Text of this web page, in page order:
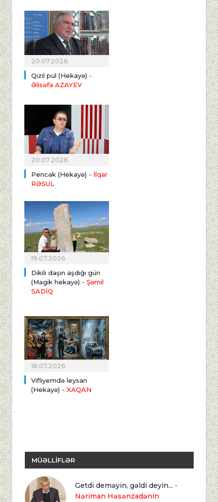
20.07.2026
Qızıl pul (Hekayə) -
Əlisəfa AZAYEV
20.07.2026
Pencək (Hekayə) - İlqar
RƏSUL
19.07.2026
Dikili daşın aşdığı gün
(Magik hekayə) - Şəmil
SADİQ
18.07.2026
Vifliyemdə leysan
(Hekayə) - XAQAN
MÜƏLLİFLƏR
Getdi deməyin, gəldi deyin... -
Nəriman Həsənzadənin